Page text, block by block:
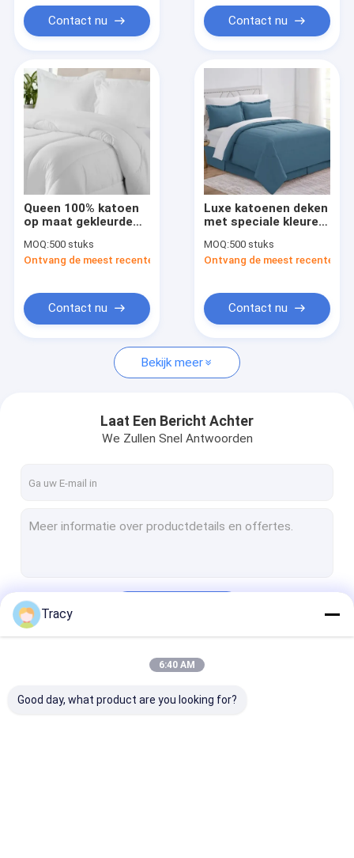
Producten
Videos
Over ons
Fabrieksreis
Contacteer ons
nieuws
Dekbed/dekbed
bedblad
Contact nu Contact nu
Queen 100% katoen
op maat gekleurde
Duurzaam Luxueus
Comfort
MOQ:500 stuks
Ontvang de meest recente Prijs
Contact nu
Luxe katoenen deken
met speciale kleuren
beddengoed
MOQ:500 stuks
Ontvang de meest recente
Contact nu
Bekijk meer
Laat Een Bericht Achter
We Zullen Snel Antwoorden
Tracy
6:40 AM
Good day, what product are you looking for?